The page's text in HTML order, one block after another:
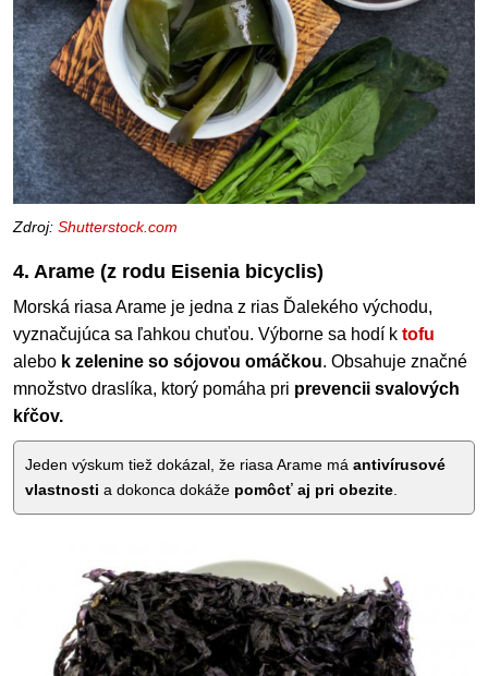
Zdroj: Shutterstock.com
4. Arame (z rodu Eisenia bicyclis)
Morská riasa Arame je jedna z rias Ďalekého východu,
vyznačujúca sa ľahkou chuťou. Výborne sa hodí k tofu
alebo k zelenine so sójovou omáčkou. Obsahuje značné
množstvo draslíka, ktorý pomáha pri prevencii svalových
kŕčov.
Jeden výskum tiež dokázal, že riasa Arame má antivírusové
vlastnosti a dokonca dokáže pomôcť aj pri obezite